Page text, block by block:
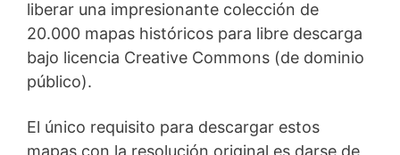
liberar una impresionante colección de
20.000 mapas históricos para libre descarga
bajo licencia Creative Commons (de dominio
público).
El único requisito para descargar estos
mapas con la resolución original es darse de